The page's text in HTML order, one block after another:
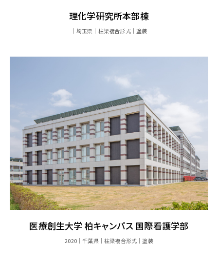
理化学研究所本部棟
埼玉県 柱梁複合形式 塗装
医療創生大学 柏キャンパス 国際看護学部
2020 千葉県 柱梁複合形式 塗装